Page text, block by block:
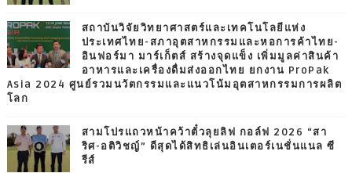
สถาบันวิจัยวิทยาศาสตร์และเทคโนโลยีแห่ง
ประเทศไทย-สภาอุตสาหกรรมและหอการค้าไทย-
อินฟอร์มา มาร์เก็ตส์ สร้างจุดแข็ง เพิ่มมูลค่าสินค้า
อาหารและเครื่องดื่มส่งออกไทย ยกงาน ProPak
Asia 2024 ศูนย์รวมนวัตกรรมและแนวโน้มอุตสาหกรรมการผลิต
โลก
สามโปรแถวหน้าคว้าตั๋วลุยลิฟ กอล์ฟ 2026 “สา
ริศ-อติวิชญ์” ดีสุดได้สิทธิเล่นอินเตอร์เนชั่นแนล ซี
รีส์